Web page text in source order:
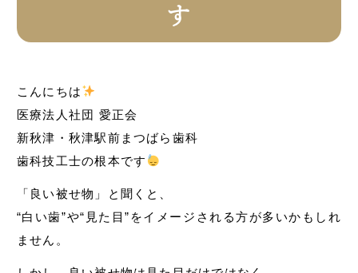
す
こんにちは
医療法人社団 愛正会
新秋津・秋津駅前まつばら歯科
歯科技工士の根本です
「良い被せ物」と聞くと、
“白い歯”や“見た目”をイメージされる方が多いかもしれ
ません。